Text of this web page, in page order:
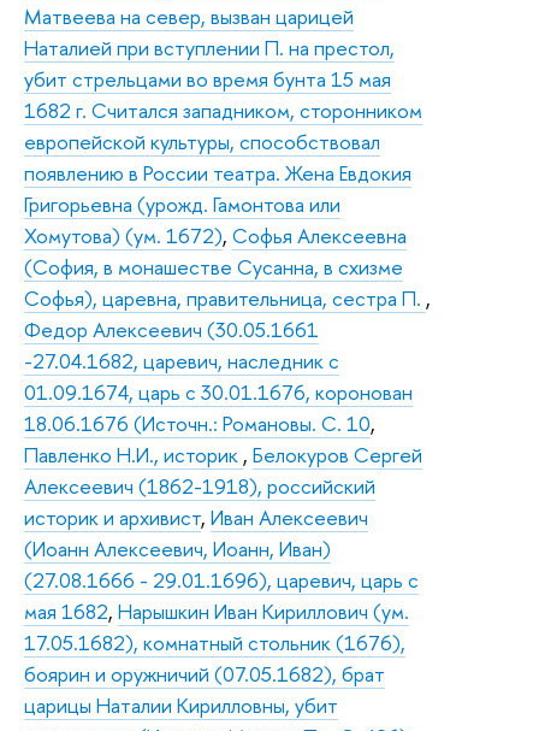
Матвеева на север, вызван царицей
Наталией при вступлении П. на престол,
убит стрельцами во время бунта 15 мая
1682 г. Считался западником, сторонником
европейской культуры, способствовал
появлению в России театра. Жена Евдокия
Григорьевна (урожд. Гамонтова или
Хомутова) (ум. 1672), Софья Алексеевна
(София, в монашестве Сусанна, в схизме
Софья), царевна, правительница, сестра П. ,
Федор Алексеевич (30.05.1661
-27.04.1682, царевич, наследник с
01.09.1674, царь с 30.01.1676, коронован
18.06.1676 (Источн.: Романовы. С. 10,
Павленко Н.И., историк , Белокуров Сергей
Алексеевич (1862-1918), российский
историк и архивист, Иван Алексеевич
(Иоанн Алексеевич, Иоанн, Иван)
(27.08.1666 - 29.01.1696), царевич, царь с
мая 1682, Нарышкин Иван Кириллович (ум.
17.05.1682), комнатный стольник (1676),
боярин и оружничий (07.05.1682), брат
царицы Наталии Кирилловны, убит